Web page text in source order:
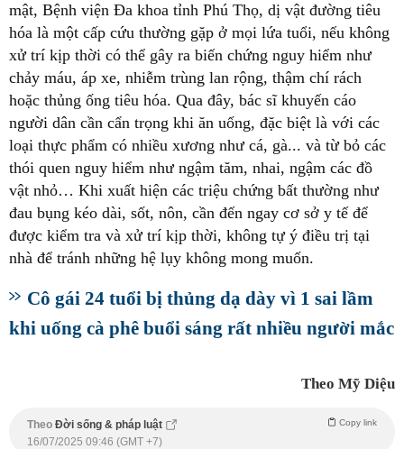
mật, Bệnh viện Đa khoa tỉnh Phú Thọ, dị vật đường tiêu
hóa là một cấp cứu thường gặp ở mọi lứa tuổi, nếu không
xử trí kịp thời có thể gây ra biến chứng nguy hiểm như
chảy máu, áp xe, nhiễm trùng lan rộng, thậm chí rách
hoặc thủng ống tiêu hóa. Qua đây, bác sĩ khuyến cáo
người dân cần cẩn trọng khi ăn uống, đặc biệt là với các
loại thực phẩm có nhiều xương như cá, gà... và từ bỏ các
thói quen nguy hiểm như ngậm tăm, nhai, ngậm các đồ
vật nhỏ… Khi xuất hiện các triệu chứng bất thường như
đau bụng kéo dài, sốt, nôn, cần đến ngay cơ sở y tế để
được kiểm tra và xử trí kịp thời, không tự ý điều trị tại
nhà để tránh những hệ lụy không mong muốn.
Cô gái 24 tuổi bị thủng dạ dày vì 1 sai lầm
khi uống cà phê buổi sáng rất nhiều người mắc
Theo Mỹ Diệu
Theo Đời sống & pháp luật Copy link
16/07/2025 09:46 (GMT +7)